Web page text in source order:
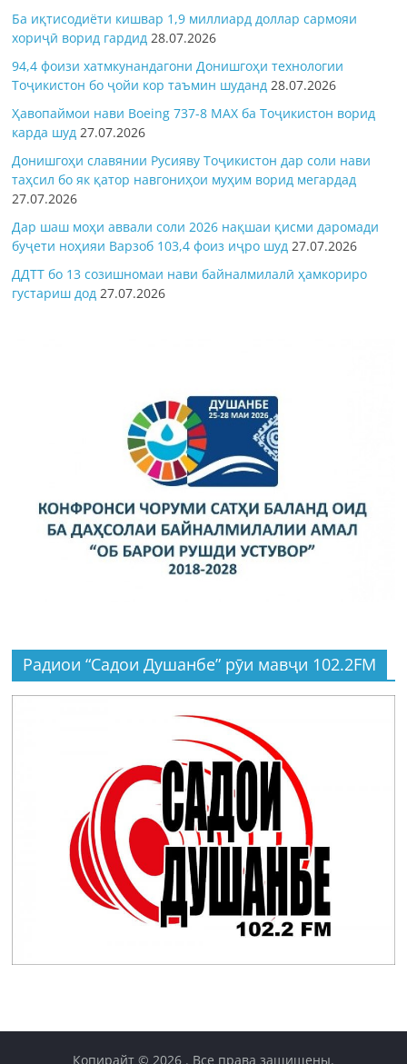
Ба иқтисодиёти кишвар 1,9 миллиард доллар сармояи
хориҷӣ ворид гардид 28.07.2026
94,4 фоизи хатмкунандагони Донишгоҳи технологии
Тоҷикистон бо ҷойи кор таъмин шуданд 28.07.2026
Ҳавопаймои нави Boeing 737-8 MAX ба Тоҷикистон ворид
карда шуд 27.07.2026
Донишгоҳи славянии Русияву Тоҷикистон дар соли нави
таҳсил бо як қатор навгониҳои муҳим ворид мегардад
27.07.2026
Дар шаш моҳи аввали соли 2026 нақшаи қисми даромади
буҷети ноҳияи Варзоб 103,4 фоиз иҷро шуд 27.07.2026
ДДТТ бо 13 созишномаи нави байналмилалӣ ҳамкориро
густариш дод 27.07.2026
Радиои “Садои Душанбе” рӯи мавҷи 102.2FM
Копирайт © 2026 . Все права защищены.